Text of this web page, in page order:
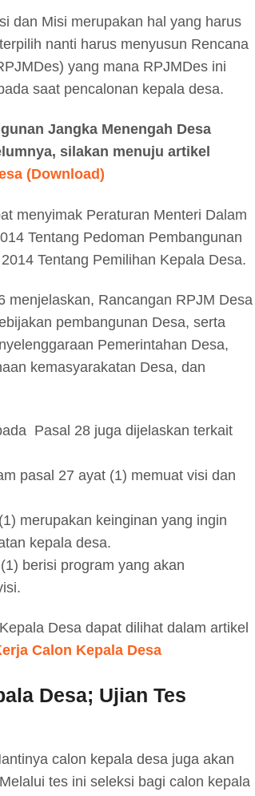
dan Misi merupakan hal yang harus
nanti harus menyusun Rencana
yang mana RPJMDes ini
saat pencalonan kepala desa.
Jangka Menengah Desa
silakan menuju artikel
(Download)
menyimak Peraturan Menteri Dalam
Tentang Pedoman Pembangunan
Tentang Pemilihan Kepala Desa.
menjelaskan, Rancangan RPJM Desa
pembangunan Desa, serta
Pemerintahan Desa,
kemasyarakatan Desa, dan
Pasal 28 juga dijelaskan terkait
pasal 27 ayat (1) memuat visi dan
merupakan keinginan yang ingin
kepala desa.
berisi program yang akan
Desa dapat dilihat dalam artikel
Calon Kepala Desa
Desa; Ujian Tes
calon kepala desa juga akan
tes ini seleksi bagi calon kepala